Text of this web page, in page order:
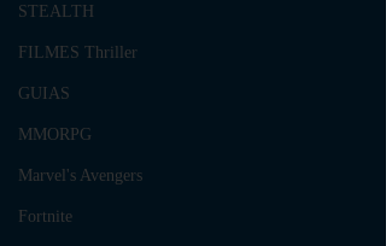
STEALTH
FILMES Thriller
GUIAS
MMORPG
Marvel's Avengers
Fortnite